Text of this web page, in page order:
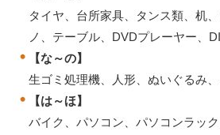
タイヤ、台所家具、タンス類、机
ノ、テーブル、DVDプレーヤー、
【な～の】
生ゴミ処理機、人形、ぬいぐるみ
【は～ほ】
バイク、パソコン、パソコンラック